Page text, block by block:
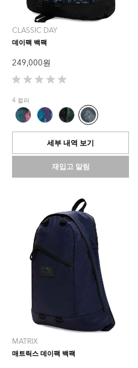
CLASSIC DAY
데이팩 백팩
249,000 원
별
5
개
중
0.0
입
다.
4 컬러
세부 내역 보기
재입고 알림
MATRIX
매트릭스 데이팩 백팩